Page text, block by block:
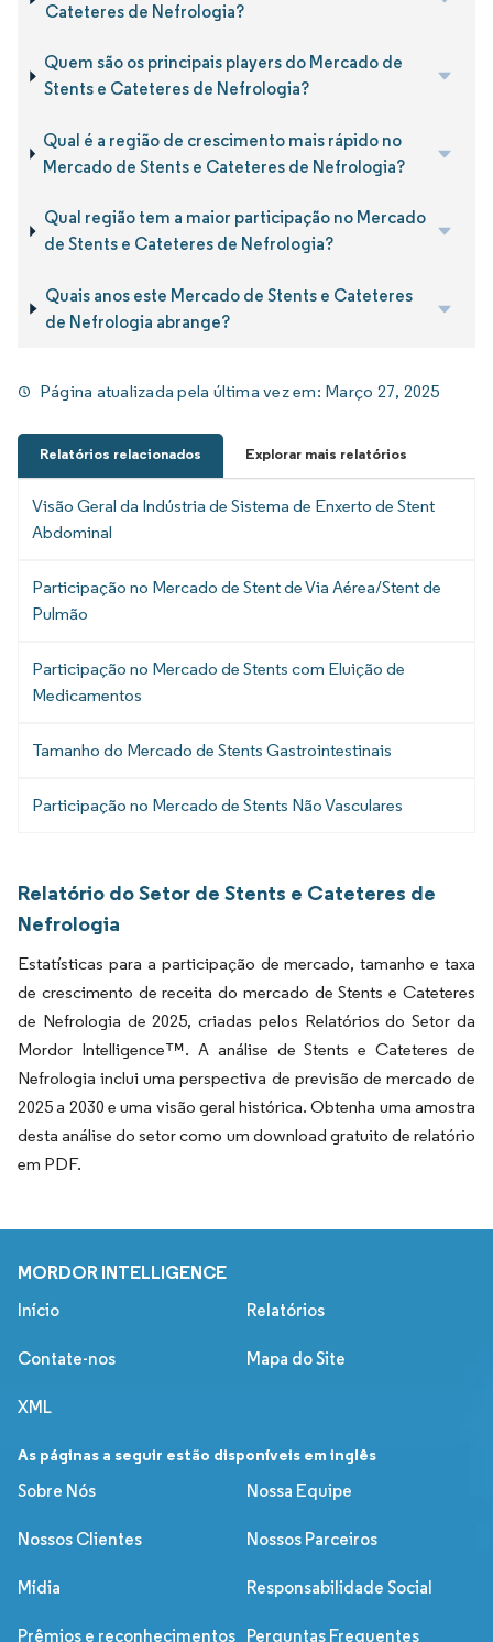
Cateteres de Nefrologia?
Quem são os principais players do Mercado de
Stents e Cateteres de Nefrologia?
Qual é a região de crescimento mais rápido no
Mercado de Stents e Cateteres de Nefrologia?
Qual região tem a maior participação no Mercado
de Stents e Cateteres de Nefrologia?
Quais anos este Mercado de Stents e Cateteres
de Nefrologia abrange?
Página atualizada pela última vez em: Março 27, 2025
Relatórios relacionados Explorar mais relatórios
Visão Geral da Indústria de Sistema de Enxerto de Stent
Abdominal
Participação no Mercado de Stent de Via Aérea/Stent de
Pulmão
Participação no Mercado de Stents com Eluição de
Medicamentos
Tamanho do Mercado de Stents Gastrointestinais
Participação no Mercado de Stents Não Vasculares
Relatório do Setor de Stents e Cateteres de
Nefrologia
Estatísticas para a participação de mercado, tamanho e taxa
de crescimento de receita do mercado de Stents e Cateteres
de Nefrologia de 2025, criadas pelos Relatórios do Setor da
Mordor Intelligence™. A análise de Stents e Cateteres de
Nefrologia inclui uma perspectiva de previsão de mercado de
2025 a 2030 e uma visão geral histórica. Obtenha uma amostra
desta análise do setor como um download gratuito de relatório
em PDF.
MORDOR INTELLIGENCE
Início Relatórios
Contate-nos Mapa do Site
XML
As páginas a seguir estão disponíveis em inglês
Sobre Nós
Nossa Equipe
Nossos Clientes Nossos Parceiros
Mídia Responsabilidade Social
Prêmios e reconhecimentos Perguntas Frequentes